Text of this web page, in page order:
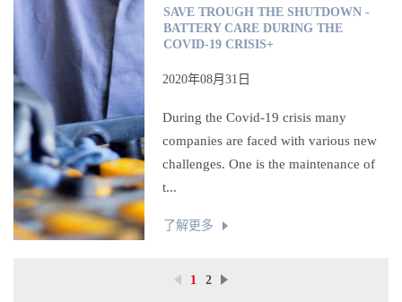
SAVE TROUGH THE SHUTDOWN -
BATTERY CARE DURING THE
COVID-19 CRISIS+
2020年08月31日
During the Covid-19 crisis many
companies are faced with various new
challenges. One is the maintenance of
t...
了解更多
1 2